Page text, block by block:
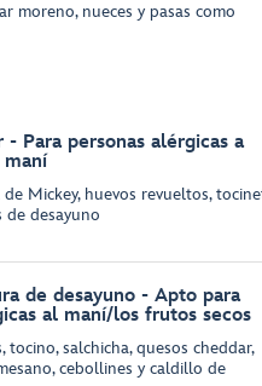
moreno, nueces y pasas como
Para personas alérgicas a
maní
Mickey, huevos revueltos,
de desayuno
de desayuno - Apto para
al maní/los frutos secos
tocino, salchicha, quesos cheddar,
cebollines y caldillo de